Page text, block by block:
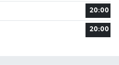
20:00
20:00